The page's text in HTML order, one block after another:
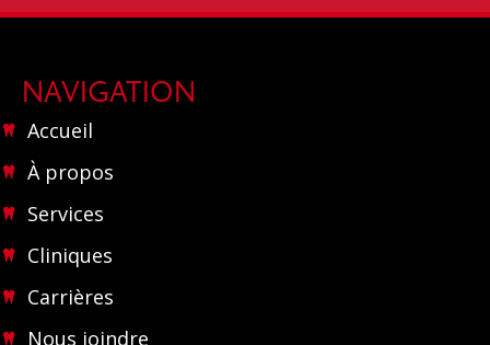
NAVIGATION
Accueil
À propos
Services
Cliniques
Carrières
Nous joindre